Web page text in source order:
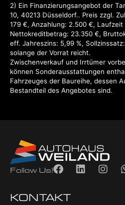
2
Ein Finanzierungsangebot der
10, 40213 Düsseldorf.. Preis zzgl.
179 €, Anzahlung: 2.500 €,
Nettokreditbetrag: 23.350 €,
eff. Jahreszins: 5,99 %,
solange der Vorrat reicht.
Zwischenverkauf und Irrtümer
können Sonderausstattungen
Fahrzeuges der Baureihe, dessen
Bestandteil des Angebotes sind.
Follow Us!
KONTAKT